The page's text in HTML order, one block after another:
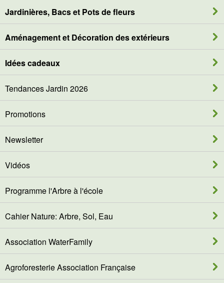
Jardinières, Bacs et Pots de fleurs
Aménagement et Décoration des extérieurs
Idées cadeaux
Tendances Jardin 2026
Promotions
Newsletter
Vidéos
Programme l'Arbre à l'école
Cahier Nature: Arbre, Sol, Eau
Association WaterFamily
Agroforesterie Association Française